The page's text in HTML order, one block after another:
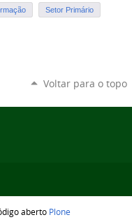
Setor Primário
Voltar para o topo
aberto Plone